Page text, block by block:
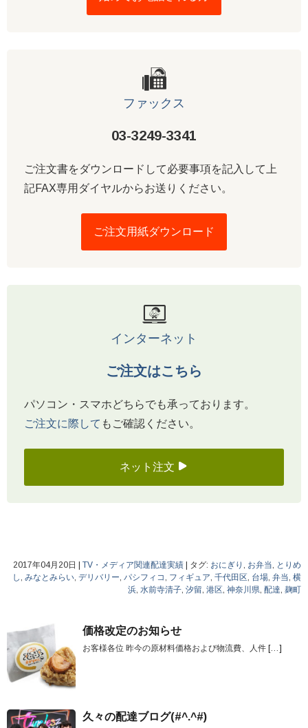
ファックス
03-3249-3341
ご注文書をダウンロードして必要事項を記入して上
記FAX専用ダイヤルからお送りください。
ご注文用紙ダウンロード
インターネット
ご注文はこちら
パソコン・スマホどちらでも承っております。
ご注文に際して もご確認ください。
ネット注文
2017年04月20日 | TV・メディア関連配達実績 | タグ: おにぎり お弁当
とりめ
し みなとみらい デリバリー パシフィコ フィギュア 千代田区 台場 弁当 横
浜 水前寺清子 汐留 港区 神奈川県 配達 麹町
価格改定のお知らせ
お客様各位 昨今の原材料価格および物流費、人件 […]
久々の配達ブログ(#^.^#)